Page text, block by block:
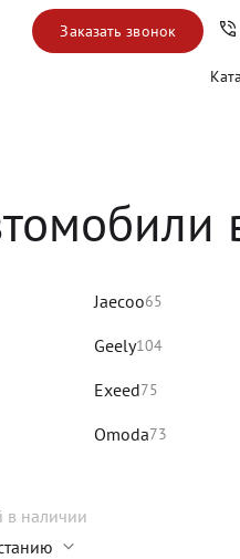
Заказать звонок
Jaecoo65
Geely104
Exeed75
Omoda73
в наличии